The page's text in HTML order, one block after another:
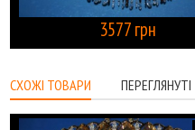
3577 грн
СХОЖІ ТОВАРИ ПЕРЕГЛЯНУТІ